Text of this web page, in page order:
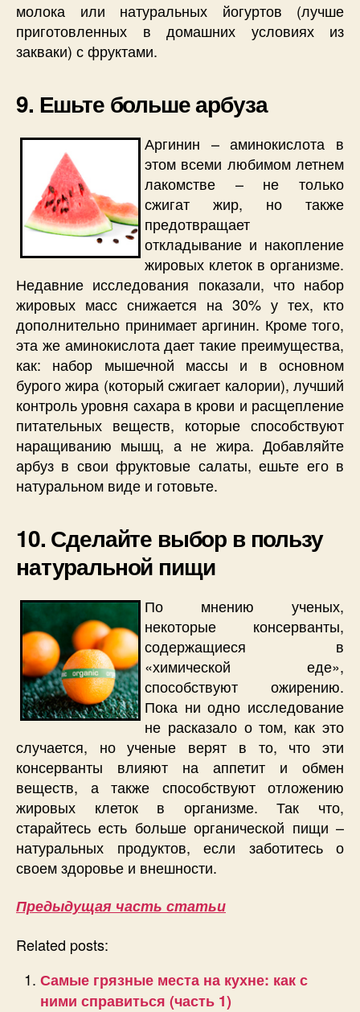
молока или натуральных йогуртов (лучше
приготовленных в домашних условиях из
закваки) с фруктами.
9. Ешьте больше арбуза
Аргинин – аминокислота в
этом всеми любимом летнем
лакомстве – не только
сжигат жир, но также
предотвращает
откладывание и накопление
жировых клеток в организме.
Недавние исследования показали, что набор
жировых масс снижается на 30% у тех, кто
дополнительно принимает аргинин. Кроме того,
эта же аминокислота дает такие преимущества,
как: набор мышечной массы и в основном
бурого жира (который сжигает калории), лучший
контроль уровня сахара в крови и расщепление
питательных веществ, которые способствуют
наращиванию мышц, а не жира. Добавляйте
арбуз в свои фруктовые салаты, ешьте его в
натуральном виде и готовьте.
10. Сделайте выбор в пользу
натуральной пищи
По мнению ученых,
некоторые консерванты,
содержащиеся в
«химической еде»,
способствуют ожирению.
Пока ни одно исследование
не расказало о том, как это
случается, но ученые верят в то, что эти
консерванты влияют на аппетит и обмен
веществ, а также способствуют отложению
жировых клеток в организме. Так что,
старайтесь есть больше органической пищи –
натуральных продуктов, если заботитесь о
своем здоровье и внешности.
Предыдущая часть статьи
Related posts:
Самые грязные места на кухне: как с
ними справиться (часть 1)